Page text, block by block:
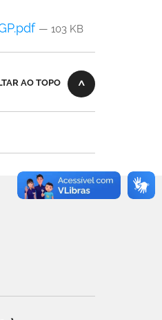
— 103 KB
AO TOPO